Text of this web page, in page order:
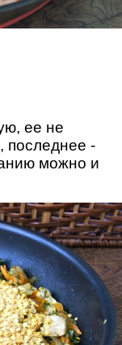
ее не
последнее -
можно и